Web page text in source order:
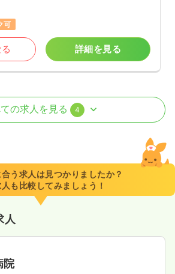
可
詳細を見る
126日 ブランク可 月給26万円以上可
の求人を見る 4
う求人は見つかりましたか？
も比較してみましょう！
人
院